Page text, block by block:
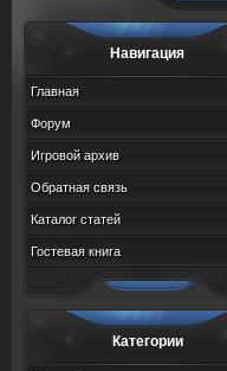
Навигация
Главная
Форум
Игровой архив
Обратная связь
Каталог статей
Гостевая книга
Категории